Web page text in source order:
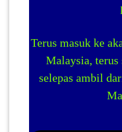
Terus masuk ke
Malaysia, terus
selepas ambil